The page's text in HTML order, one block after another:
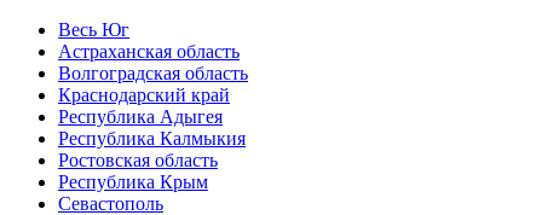
Весь Юг
Астраханская область
Волгоградская область
Краснодарский край
Республика Адыгея
Республика Калмыкия
Ростовская область
Республика Крым
Севастополь